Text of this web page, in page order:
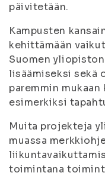
päivitetään.
Kampusten
kehittämään
Suomen
lisäämiseksi sekä
paremmin
esimerkiksi
Muita projekteja
muassa
toimintana